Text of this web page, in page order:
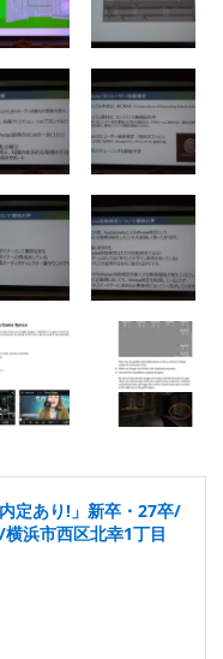
定あり!」新卒・27卒/
浜市西区北幸1丁目